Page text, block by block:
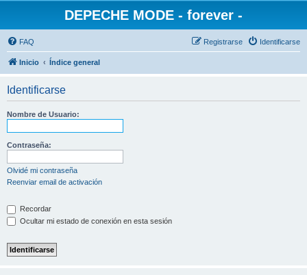
DEPECHE MODE - forever -
FAQ Identificarse
Registrarse
Inicio Índice general
Identificarse
Nombre de Usuario:
Contraseña:
Olvidé mi contraseña
Reenviar email de activación
Recordar
Ocultar mi estado de conexión en esta sesión